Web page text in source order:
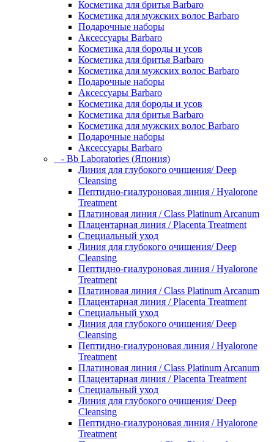
Косметика для бритья Barbaro
Косметика для мужских волос Barbaro
Подарочные наборы
Аксессуары Barbaro
Косметика для бороды и усов
Косметика для бритья Barbaro
Косметика для мужских волос Barbaro
Подарочные наборы
Аксессуары Barbaro
Косметика для бороды и усов
Косметика для бритья Barbaro
Косметика для мужских волос Barbaro
Подарочные наборы
Аксессуары Barbaro
- Bb Laboratories (Япония)
Линия для глубокого очищения/ Deep
Cleansing
Пептидно-гиалуроновая линия / Hyalorone
Treatment
Платиновая линия / Class Platinum Arcanum
Плацентарная линия / Placenta Treatment
Специальный уход
Линия для глубокого очищения/ Deep
Cleansing
Пептидно-гиалуроновая линия / Hyalorone
Treatment
Платиновая линия / Class Platinum Arcanum
Плацентарная линия / Placenta Treatment
Специальный уход
Линия для глубокого очищения/ Deep
Cleansing
Пептидно-гиалуроновая линия / Hyalorone
Treatment
Платиновая линия / Class Platinum Arcanum
Плацентарная линия / Placenta Treatment
Специальный уход
Линия для глубокого очищения/ Deep
Cleansing
Пептидно-гиалуроновая линия / Hyalorone
Treatment